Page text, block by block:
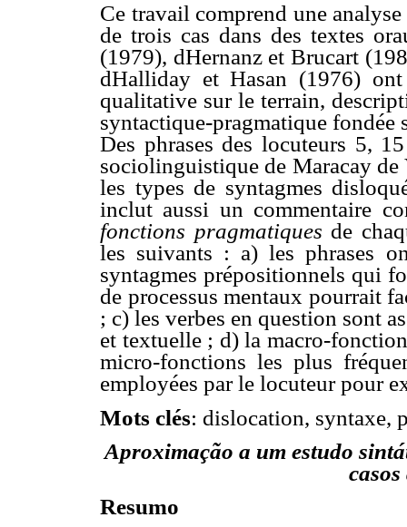
Ce travail comprend une
de trois cas dans des textes
(1979), dHernanz et Brucart
dHalliday et Hasan (1976) ont
qualitative sur le terrain,
syntactique-pragmatique fondée
Des phrases des locuteurs 5,
sociolinguistique de Maracay
les types de syntagmes
inclut aussi un commentaire
fonctions pragmatiques de
les suivants : a) les phrases
syntagmes prépositionnels qui
de processus mentaux pourrait
; c) les verbes en question sont
et textuelle ; d) la macro-
micro-fonctions les plus
employées par le locuteur pour
Mots clés: dislocation, syntaxe,
Aproximação a um estudo
Resumo